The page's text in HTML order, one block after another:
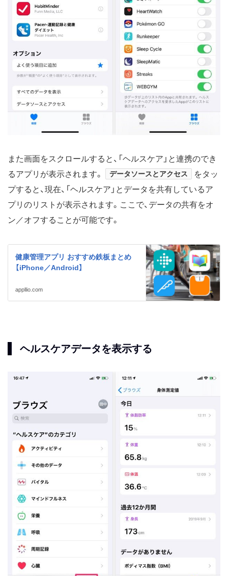
また画面をスクロールすると、「ヘルスケア」と連携のでき
るアプリが表示されます。
データソースとアクセス
をタッ
プすると、現在、「ヘルスケア」とデータを共有しているア
プリのリストが表示されます。ここで、データの共有をオ
ン／オフすることが可能です。
健康管理アプリ おすすめ鉄板まとめ
【iPhone／Android】
appllio.com
ヘルスケアデータを表示する